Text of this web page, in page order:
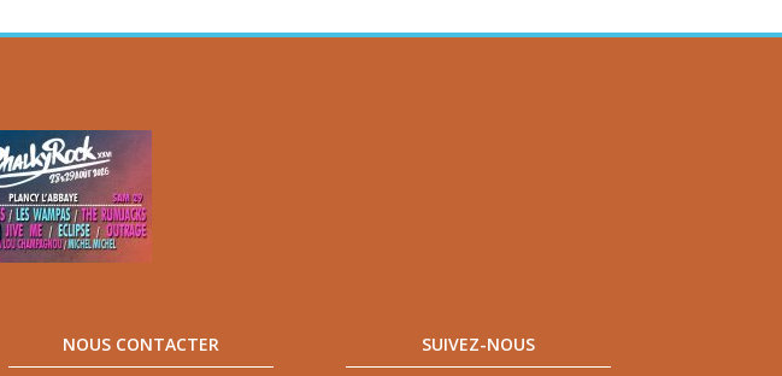
NOUS CONTACTER SUIVEZ-NOUS